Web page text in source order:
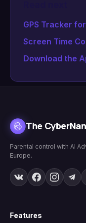
GPS Tracker
Screen Time
Download the
The
Parental control with AI
Europe.
Features